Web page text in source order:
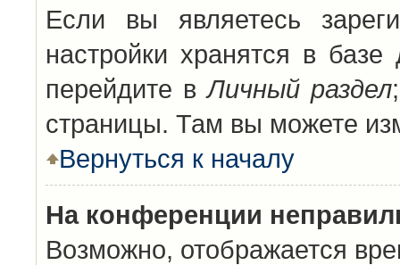
Если вы являетесь
настройки хранятся в
перейдите вЛичный раздел
страницы. Там вы можете
Вернуться к началу
На конференции
Возможно, отображается